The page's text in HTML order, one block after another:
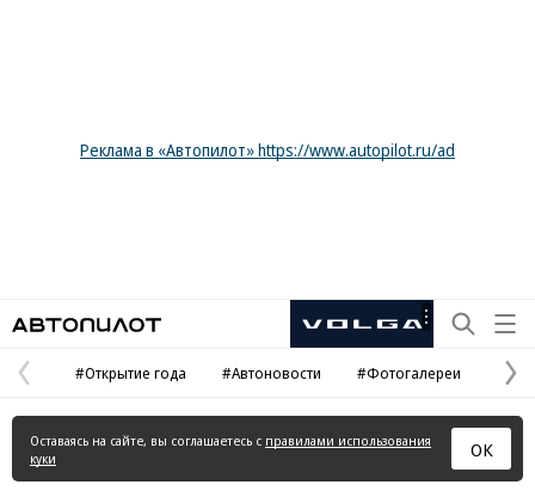
Реклама в «Автопилот» https://www.autopilot.ru/ad
Рекламная
Предыдущая
страница
#Открытие года #Автоновости #Фотогалереи
Оставаясь на сайте, вы соглашаетесь с правилами использования
куки
ОК